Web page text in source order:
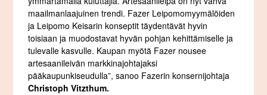
maailmanlaajuinen trendi. Fazer Leipomomyymälöiden
ja Leipomo Keisarin konseptit täydentävät hyvin
toisiaan ja muodostavat hyvän pohjan kehittämiselle ja
tulevalle kasvulle. Kaupan myötä Fazer nousee
artesaanileivän markkinajohtajaksi
pääkaupunkiseudulla”, sanoo Fazerin konsernijohtaja
Christoph Vitzthum.